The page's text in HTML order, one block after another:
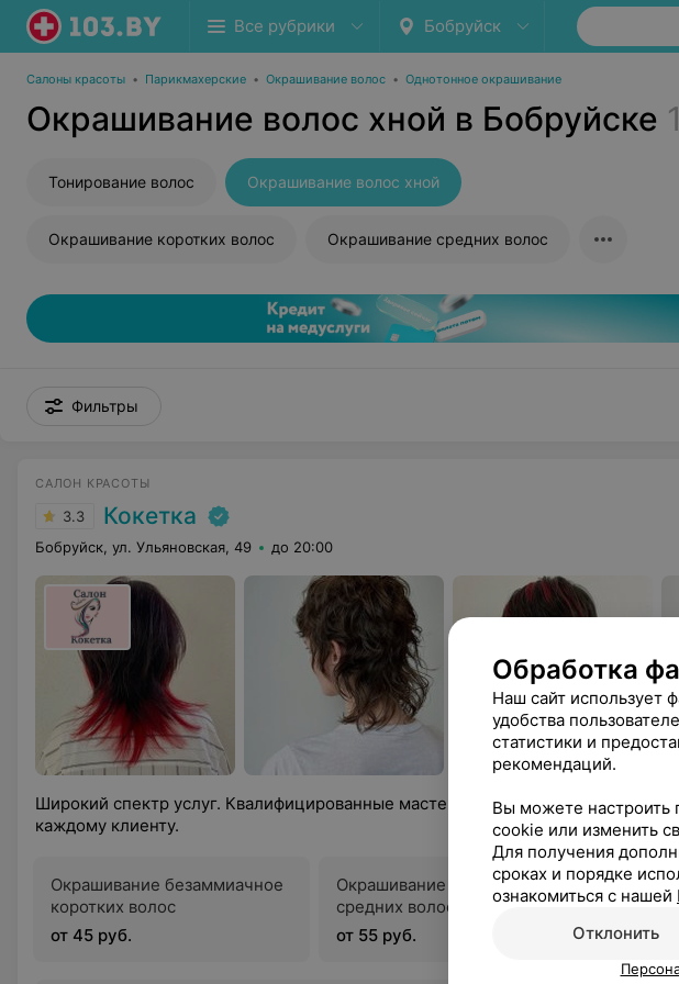
Все рубрики Бобруйск
Салоны красоты • Парикмахерские • Окрашивание волос • Однотонное окрашивание
Окрашивание волос хной в Бобруйске 1
Тонирование волос Окрашивание волос хной
Окрашивание коротких волос Окрашивание средних волос
Фильтры
САЛОН КРАСОТЫ
3.3 Кокетка
Бобруйск, ул. Ульяновская, 49 до 20:00
Широкий спектр услуг. Квалифицированные мастера. Индивидуальный подход
каждому клиенту.
Окрашивание безаммиачное
коротких волос
от 45 руб.
Окрашивание безаммиачное
средних волос
от 55 руб.
от 65
Обработка
Наш сайт использует
удобства
статистики и
рекомендаций.
Вы можете настроить
cookie или изменить
Для получения
сроках и порядке
ознакомиться с нашей
Отклонить